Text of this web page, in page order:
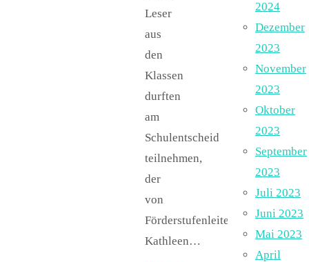
Leser
aus
den
Klassen
durften
am
Schulentscheid
teilnehmen,
der
von
Förderstufenleiterin
Kathleen…
2024
Dezember
2023
November
2023
Oktober
2023
September
2023
Juli 2023
Juni 2023
Mai 2023
April